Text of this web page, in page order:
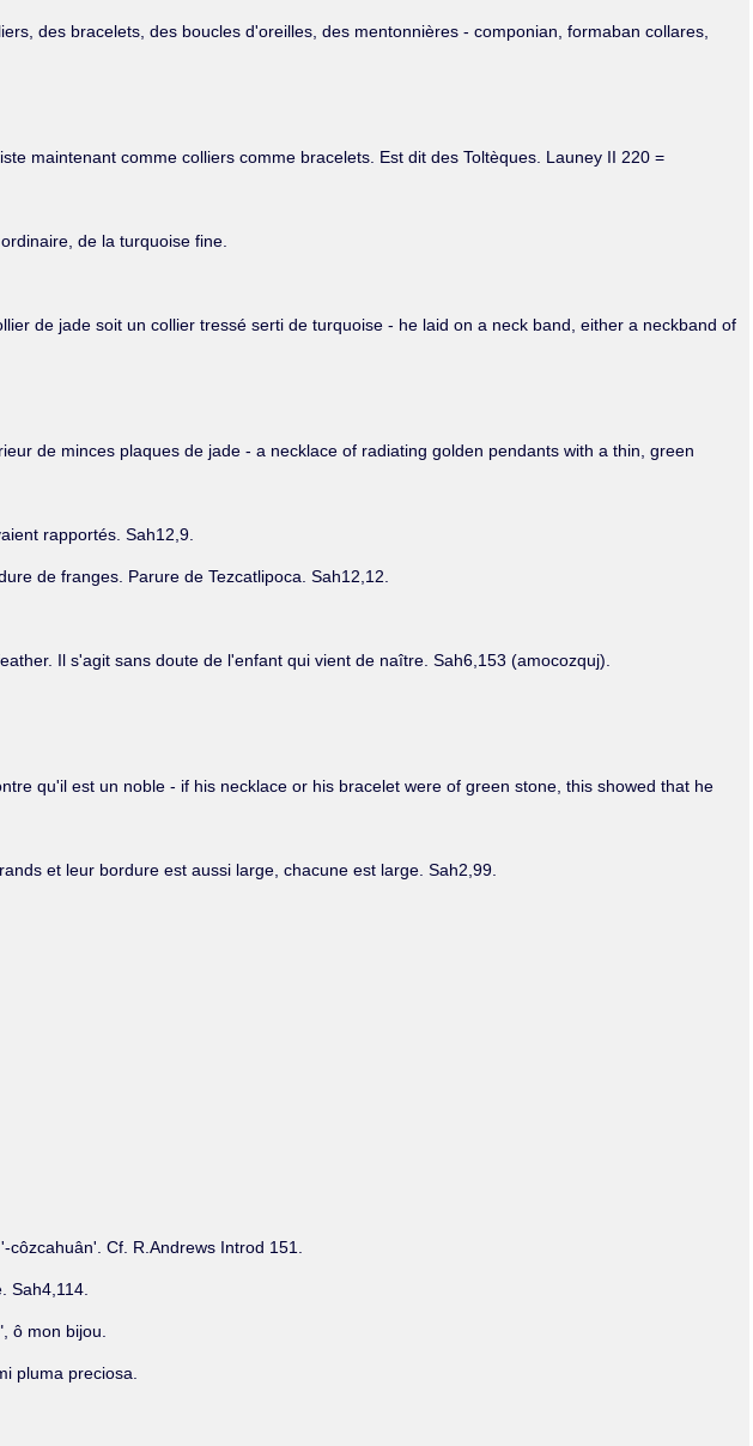
des bracelets, des boucles d'oreilles, des mentonnières - componian, formaban collares,
maintenant comme colliers comme bracelets. Est dit des Toltèques. Launey II 220 =
de la turquoise fine.
de jade soit un collier tressé serti de turquoise - he laid on a neck band, either a neckband of
de minces plaques de jade - a necklace of radiating golden pendants with a thin, green
rapportés. Sah12,9.
de franges. Parure de Tezcatlipoca. Sah12,12.
Il s'agit sans doute de l'enfant qui vient de naître. Sah6,153 (amocozquj).
qu'il est un noble - if his necklace or his bracelet were of green stone, this showed that he
et leur bordure est aussi large, chacune est large. Sah2,99.
Cf. R.Andrews Introd 151.
Sah4,114.
ô mon bijou.
pluma preciosa.